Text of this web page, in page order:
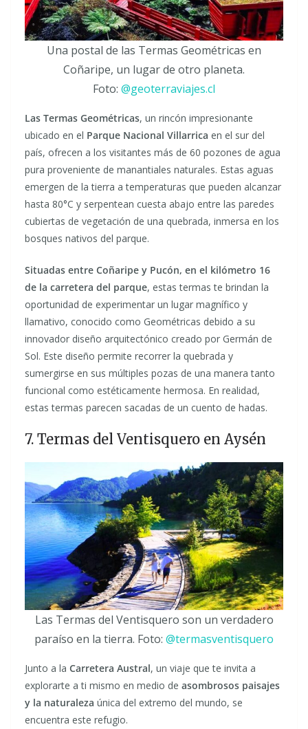
Una postal de las Termas Geométricas en
Coñaripe, un lugar de otro planeta.
Foto: @geoterraviajes.cl
Las Termas Geométricas, un rincón impresionante
ubicado en el Parque Nacional Villarrica en el sur del
país, ofrecen a los visitantes más de 60 pozones de agua
pura proveniente de manantiales naturales. Estas aguas
emergen de la tierra a temperaturas que pueden alcanzar
hasta 80°C y serpentean cuesta abajo entre las paredes
cubiertas de vegetación de una quebrada, inmersa en los
bosques nativos del parque.
Situadas entre Coñaripe y Pucón, en el kilómetro 16
de la carretera del parque, estas termas te brindan la
oportunidad de experimentar un lugar magnífico y
llamativo, conocido como Geométricas debido a su
innovador diseño arquitectónico creado por Germán de
Sol. Este diseño permite recorrer la quebrada y
sumergirse en sus múltiples pozas de una manera tanto
funcional como estéticamente hermosa. En realidad,
estas termas parecen sacadas de un cuento de hadas.
7. Termas del Ventisquero en Aysén
Las Termas del Ventisquero son un verdadero
paraíso en la tierra. Foto: @termasventisquero
Junto a la Carretera Austral, un viaje que te invita a
explorarte a ti mismo en medio de asombrosos paisajes
y la naturaleza única del extremo del mundo, se
encuentra este refugio.